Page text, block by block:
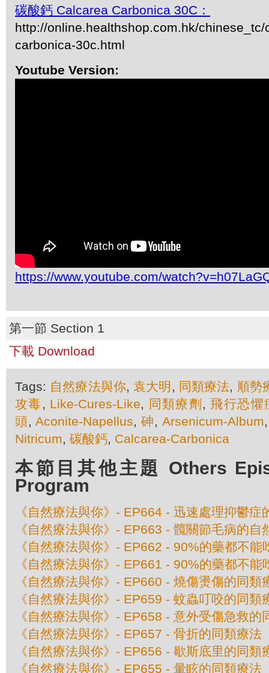
碳酸鈣 Calcarea Carbonica 30C：
http://online.healthshop.com.hk/chinese_tc/
carbonica-30c.html
Youtube Version:
https://www.youtube.com/
第一節 Section 1
下載 Download
Tags: 自然療法與你,袁大明 , 同類療法, 順勢
攻毒, Like-Cures-Like, 同類療劑 , 飛行恐懼
頭,Aconite-Napellus,砷, Arsenicum-Album
Nitricum, 碳酸鈣, Calcarea-Carbonica
本節目其他主題 Others
Program
《自然療法與你》- EP664 - 迅速處理抑鬱症
《自然療法與你》- EP663 - 髖關節毛病的自
《自然療法與你》- EP662 - 90%的藥都不能
《自然療法與你》- EP661 - 90%的藥都不能
《自然療法與你》- EP660 - 燒傷燙傷的同類
《自然療法與你》- EP659 - 蚊蟲叮咬的同類
《自然療法與你》- EP658 - 意外受傷急救的
《自然療法與你》- EP657 - 骨折的同類療法
《自然療法與你》- EP656 - 歇斯底里的同類
《自然療法與你》- EP655 - 暈眩的同類療法